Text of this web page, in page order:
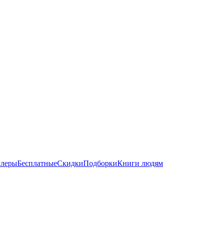
БесплатныеСкидкиПодборкиКниги людям